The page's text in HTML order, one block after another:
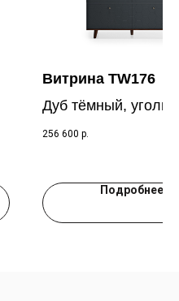
Витрина TW176
Дуб тёмный, уголь
7021
256 600 р.
Подробнее